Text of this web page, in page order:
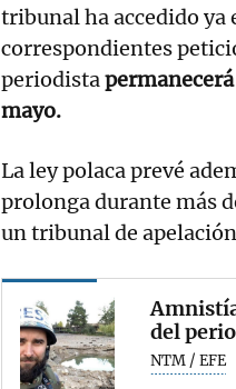
tribunal ha accedido ya
correspondientes
periodista
mayo.
La ley polaca prevé
prolonga durante más
un tribunal de
del
NTM / EFE